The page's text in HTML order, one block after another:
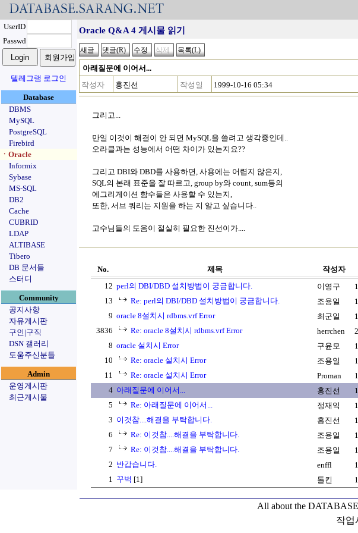
UserID
Passwd
텔레그램 로그인
Database
DBMS
MySQL
PostgreSQL
Firebird
ㆍOracle
Informix
Sybase
MS-SQL
DB2
Cache
CUBRID
LDAP
ALTIBASE
Tibero
DB 문서들
스터디
Community
공지사항
자유게시판
구인|구직
DSN 갤러리
도움주신분들
Admin
운영게시판
최근게시물
Oracle Q&A 4 게시물 읽기
아래질문에 이어서...
작성자
홍진선 작성일 1999-10-16 05:34
그리고...
만일 이것이 해결이 안 되면 MySQL을 쓸려고 생각중인데..
오라클과는 성능에서 어떤 차이가 있는지요??
그리고 DBI와 DBD를 사용하면, 사용에는 어렵지 않은지,
SQL의 본래 표준을 잘 따르고, group by와 count, sum등의
에그리게이션 함수들은 사용할 수 있는지,
또한, 서브 쿼리는 지원을 하는 지 알고 싶습니다..
고수님들의 도움이 절실히 필요한 진선이가....
No. 제목 작성자
12 perl의 DBI/DBD 설치방법이 궁금합니다. 이영구
13
Re: perl의 DBI/DBD 설치방법이 궁금합니다. 조용일
9 oracle 8설치시 rdbms.vrf Error 최군일
3836
Re: oracle 8설치시 rdbms.vrf Error herrchen
8 oracle 설치시 Error 구윤모
10
Re: oracle 설치시 Error 조용일
11
Re: oracle 설치시 Error Proman
4 아래질문에 이어서... 홍진선
5
Re: 아래질문에 이어서... 정재익
3 이것참....해결을 부탁합니다. 홍진선
6
Re: 이것참....해결을 부탁합니다. 조용일
7
Re: 이것참....해결을 부탁합니다. 조용일
2 반갑습니다. enffl
1 꾸벅 [1] 톨킨
All about the
작업